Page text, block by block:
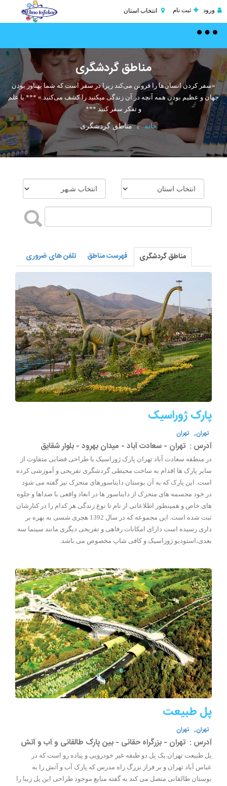
ورود ثبت نام انتخاب استان
Toggle
مناطق گردشگری
«سفر کردن انسان‌ها را فروتن می‌کند زیرا در سفر است که شما پهناور بودن
جهان و عظیم بودن همه آنچه در آن زندگی میکنید را کشف می‌کنید.» *** با علم
و تفکر سفر کنید ***
خانه مناطق گردشگری
مناطق گردشگری فهرست مناطق تلفن های ضروری
پارک ژوراسیک
تهران, تهران
آدرس : تهران - سعادت آباد - میدان بهرود - بلوار شقایق
در منطقه سعادت آباد تهران پارک ژوراسیک با طراحی فضایی متفاوت از
سایر پارک ها اقدام به ساخت محیطی گردشگری تفریحی و آموزشی کرده
است. این پارک که به آن بوستان دایناسورهای متحرک نیز گفته می شود
در خود مجسمه های متحرک از دایناسور ها در ابعاد واقعی با صداها و جلوه
های خاص و همینطور اطلاعاتی از نام تا نوع زندگی هر کدام را در کنارشان
ثبت شده است. این مجموعه که در سال 1392 هجری شسی به بهره بر
داری رسیده است دارای امکانات رفاهی و تفریحی دیگری مانند سینما سه
بعدی،استودیو ژوراسیک و کافی شاپ مخصوص می باشد.
پل طبیعت
تهران, تهران
آدرس : تهران - بزرگراه حقانی - بین پارک طالقانی و آب و آتش
پل طبیعت تهران یک پل دو طبقه غیر خودرویی و پیاده رو است که در
عباس آباد تهران و بر فراز بزرگ راه مدرس که پارک آب و آتش را به
بوستان طالقانی متصل می کند به گفته منابع موجود طراحی این پل زیبا را